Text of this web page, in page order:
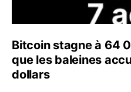
Bitcoin stagne à 64
que les baleines
dollars